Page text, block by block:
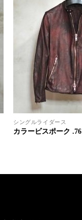
シングルライダース
カラービスポーク .76